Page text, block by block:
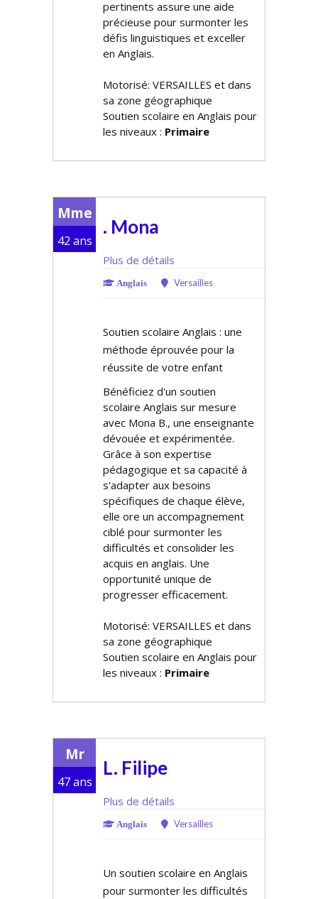
pertinents assure une aide
précieuse pour surmonter les
défis linguistiques et exceller
en Anglais.
Motorisé: VERSAILLES et dans
sa zone géographique
Soutien scolaire en Anglais pour
les niveaux : Primaire
Mme
42 ans
. Mona
Plus de détails
Anglais Versailles
Soutien scolaire Anglais : une
méthode éprouvée pour la
réussite de votre enfant
Bénéficiez d'un soutien
scolaire Anglais sur mesure
avec Mona B., une enseignante
dévouée et expérimentée.
Grâce à son expertise
pédagogique et sa capacité à
s'adapter aux besoins
spécifiques de chaque élève,
elle offre un accompagnement
ciblé pour surmonter les
difficultés et consolider les
acquis en anglais. Une
opportunité unique de
progresser efficacement.
Motorisé: VERSAILLES et dans
sa zone géographique
Soutien scolaire en Anglais pour
les niveaux : Primaire
Mr
47 ans
L. Filipe
Plus de détails
Anglais Versailles
Un soutien scolaire en Anglais
pour surmonter les difficultés